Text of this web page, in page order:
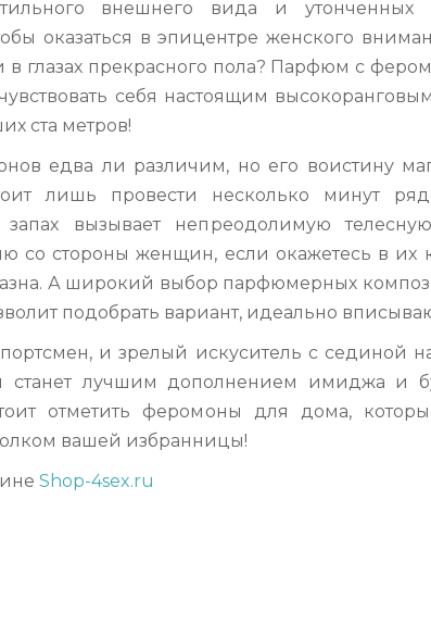
внешнего вида и утонченных
оказаться в эпицентре женского
в глазах прекрасного пола? Парфюм с
себя настоящим
ста метров!
едва ли различим, но его воистину
лишь провести несколько минут
вызывает непреодолимую
со стороны женщин, если окажетесь в их
А широкий выбор парфюмерных
подобрать вариант, идеально
и зрелый искуситель с сединой на
лучшим дополнением имиджа и
отметить феромоны для дома,
вашей избранницы!
Shop-4sex.ru